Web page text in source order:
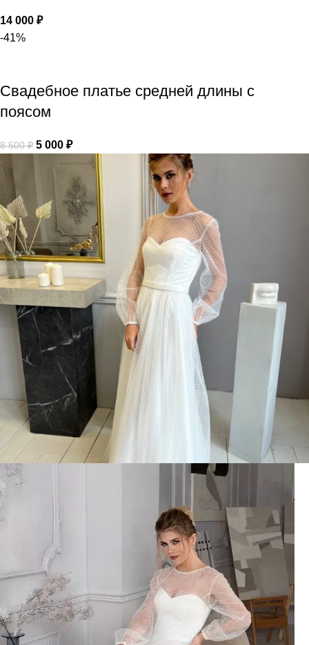
14 000 ₽
-41%
Свадебное платье средней длины с
поясом
8 500₽ 5 000 ₽